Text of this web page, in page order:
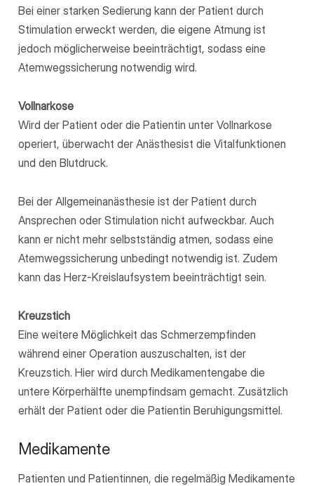
Bei einer starken Sedierung kann der Patient durch
Stimulation erweckt werden, die eigene Atmung ist
jedoch möglicherweise beeinträchtigt, sodass eine
Atemwegssicherung notwendig wird.
Vollnarkose
Wird der Patient oder die Patientin unter Vollnarkose
operiert, überwacht der Anästhesist die Vitalfunktionen
und den Blutdruck.
Bei der Allgemeinanästhesie ist der Patient durch
Ansprechen oder Stimulation nicht aufweckbar. Auch
kann er nicht mehr selbstständig atmen, sodass eine
Atemwegssicherung unbedingt notwendig ist. Zudem
kann das Herz-Kreislaufsystem beeinträchtigt sein.
Kreuzstich
Eine weitere Möglichkeit das Schmerzempfinden
während einer Operation auszuschalten, ist der
Kreuzstich. Hier wird durch Medikamentengabe die
untere Körperhälfte unempfindsam gemacht. Zusätzlich
erhält der Patient oder die Patientin Beruhigungsmittel.
Medikamente
Patienten und Patientinnen, die regelmäßig Medikamente